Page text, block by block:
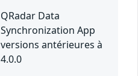
QRadar Data
Synchronization App
versions antérieures à
4.0.0